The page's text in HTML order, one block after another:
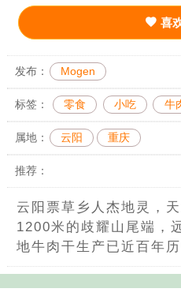
喜
发布： Mogen
标签： 零食 小吃 牛
属地： 云阳 重庆
推荐：
云阳票草乡人杰地灵，
1200米的歧耀山尾端，
地牛肉干生产已近百年历